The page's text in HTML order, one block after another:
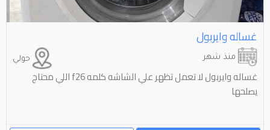
غساله وايربول
حولي منذ شهر
غساله وايربول لا تعمل تظهر علي الشاشه كلمه f26 اللي محتاج
يصلحها